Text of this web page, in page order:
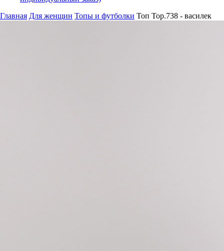
Главная Для женщин Топы и футболки Топ Top.738 - василек